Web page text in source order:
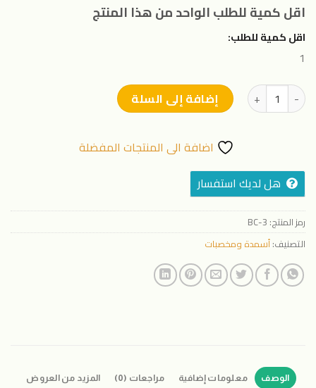
اقل كمية للطلب الواحد من هذا المنتج
اقل كمية للطلب:
1
كمية ديب رووت إضافة إلى السلة
اضافة الى المنتجات المفضلة
هل لديك استفسار
رمز المنتج: BC-3
التصنيف:أسمدة ومخصبات
الوصف معلومات إضافية مراجعات (0) المزيد من العروض